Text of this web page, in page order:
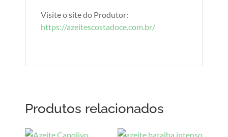
Visite o site do Produtor:
https://azeitescostadoce.com.br/
Produtos relacionados